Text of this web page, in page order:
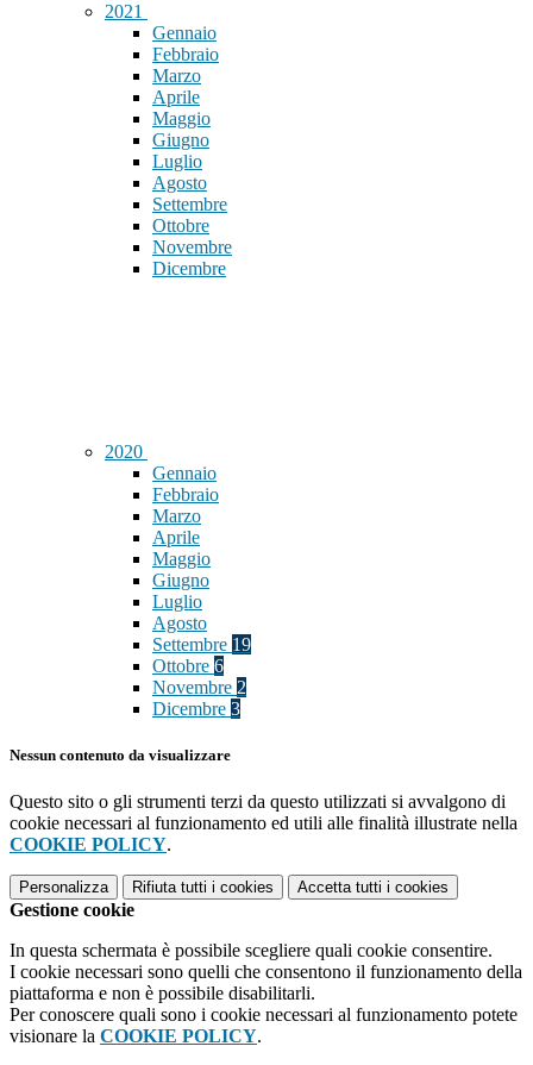
2021
Gennaio
Febbraio
Marzo
Aprile
Maggio
Giugno
Luglio
Agosto
Settembre
Ottobre
Novembre
Dicembre
2020
Gennaio
Febbraio
Marzo
Aprile
Maggio
Giugno
Luglio
Agosto
Settembre 19
Ottobre 6
Novembre 2
Dicembre 3
Nessun contenuto da visualizzare
Questo sito o gli strumenti terzi da questo utilizzati si avvalgono di
cookie necessari al funzionamento ed utili alle finalità illustrate nella
COOKIE POLICY.
Personalizza Rifiuta tutti i cookies Accetta tutti i cookies
Gestione cookie
In questa schermata è possibile scegliere quali cookie consentire.
I cookie necessari sono quelli che consentono il funzionamento della
piattaforma e non è possibile disabilitarli.
Per conoscere quali sono i cookie necessari al funzionamento potete
visionare la COOKIE POLICY.